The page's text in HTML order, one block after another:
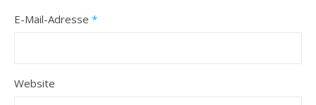
E-Mail-Adresse *
Website